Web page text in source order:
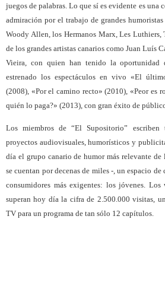
juegos de palabras. Lo que sí es evidente es una
admiración por el trabajo de grandes
Woody Allen, los Hermanos Marx, Les
de los grandes artistas canarios como Juan Luís
Vieira, con quien han tenido la oportunidad
estrenado los espectáculos en vivo «El
(2008), «Por el camino recto» (2010), «Peor es
quién lo paga?» (2013), con gran éxito de
Los miembros de “El Supositorio” escriben
proyectos audiovisuales, humorísticos y
día el grupo canario de humor más relevante de
se cuentan por decenas de miles -, un espacio
consumidores más exigentes: los jóvenes.
superan hoy día la cifra de 2.500.000 visitas,
TV para un programa de tan sólo 12 capítulos.